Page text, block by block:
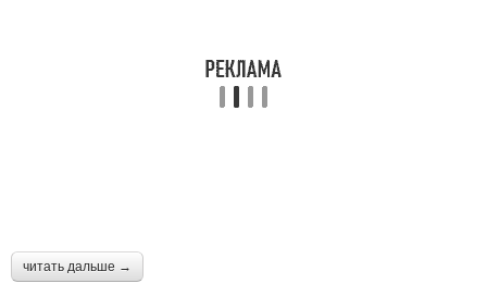
читать дальше →